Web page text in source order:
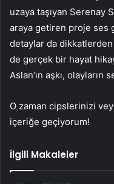
uzaya taşıyan Serenay
araya getiren proje ses
detaylar da
de gerçek bir hayat
Aslan’ın aşkı,
O zaman cipslerinizi
içeriğe geçiyorum!
İlgili Makaleler